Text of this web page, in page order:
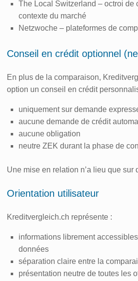
The Local Switzerland – octroi de
contexte du marché
Netzwoche – plateformes de
Conseil en crédit optionnel
En plus de la comparaison,
option un conseil en crédit
uniquement sur demande
aucune demande de crédit
aucune obligation
neutre ZEK durant la phase de
Une mise en relation n’a lieu que sur
Orientation utilisateur
Kreditvergleich.ch représente :
informations librement
données
séparation claire entre la
présentation neutre de toutes les